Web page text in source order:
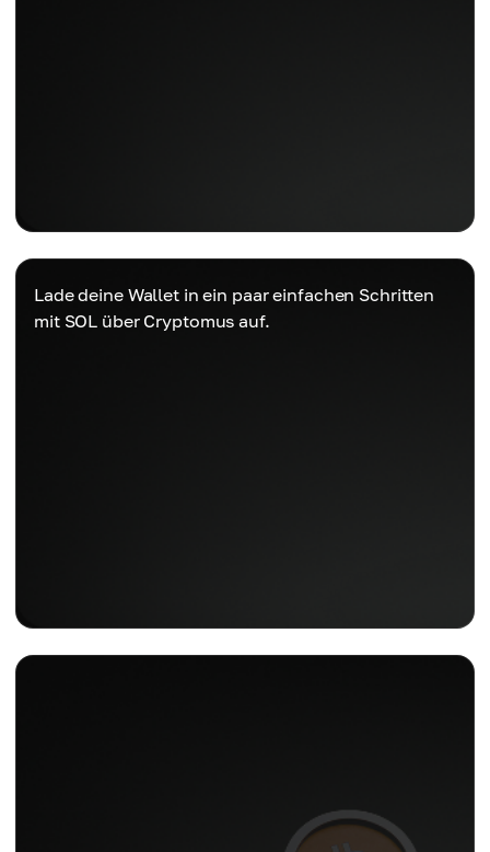
Lade deine Wallet in ein paar einfachen Schritten
mit SOL über Cryptomus auf.